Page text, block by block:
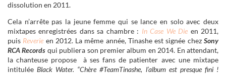
dissolution en 2011.
Cela n’arrête pas la jeune femme qui se lance en solo avec deux
mixtapes enregistrées dans sa chambre : In Case We Die en 2011,
puis Reverie en 2012. La même année, Tinashe est signée chezSony
RCA Records qui publiera son premier album en 2014. En attendant,
la chanteuse propose à ses fans de patienter avec une mixtape
intituléeBlack Water. “Chère #TeamTinashe, l’album est presque fini !